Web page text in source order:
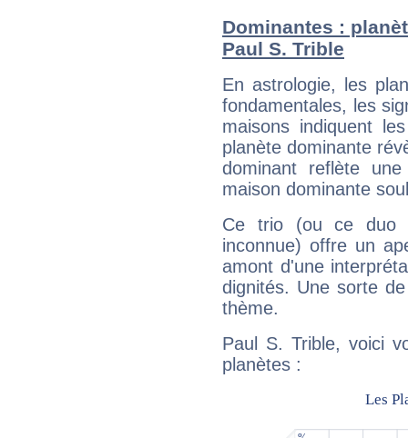
Dominantes :
Paul S. Trible
En astrologie, les
fondamentales, les
maisons indiquent
planète dominante
dominant reflète
maison dominante
Ce trio (ou ce duo
inconnue) offre un
amont d'une
dignités. Une sorte
thème.
Paul S. Trible, voici
planètes :